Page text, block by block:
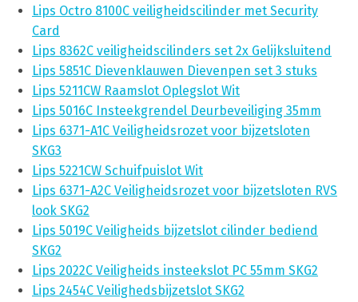
Lips Octro 8100C veiligheidscilinder met Security
Card
Lips 8362C veiligheidscilinders set 2x Gelijksluitend
Lips 5851C Dievenklauwen Dievenpen set 3 stuks
Lips 5211CW Raamslot Oplegslot Wit
Lips 5016C Insteekgrendel Deurbeveiliging 35mm
Lips 6371-A1C Veiligheidsrozet voor bijzetsloten
SKG3
Lips 5221CW Schuifpuislot Wit
Lips 6371-A2C Veiligheidsrozet voor bijzetsloten RVS
look SKG2
Lips 5019C Veiligheids bijzetslot cilinder bediend
SKG2
Lips 2022C Veiligheids insteekslot PC 55mm SKG2
Lips 2454C Veilighedsbijzetslot SKG2